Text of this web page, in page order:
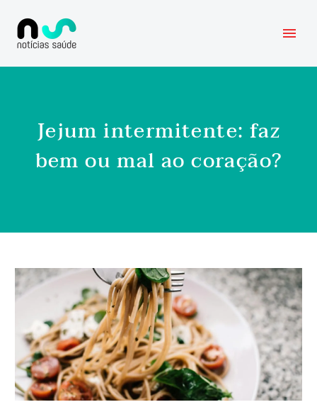
Jejum intermitente: faz
bem ou mal ao coração?